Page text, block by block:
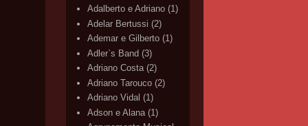
Adalberto e Adriano (1)
Adelar Bertussi (2)
Ademar e Gilberto (1)
Adler`s Band (3)
Adriano Costa (2)
Adriano Tarouco (2)
Adriano Vidal (1)
Adson e Alana (1)